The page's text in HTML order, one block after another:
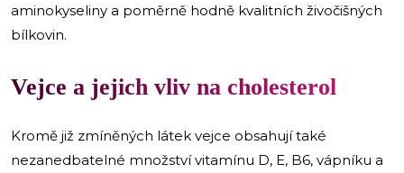
aminokyseliny a poměrně hodně kvalitních živočišných
bílkovin.
Vejce a jejich vliv na cholesterol
Kromě již zmíněných látek vejce obsahují také
nezanedbatelné množství vitamínu D, E, B6, vápníku a